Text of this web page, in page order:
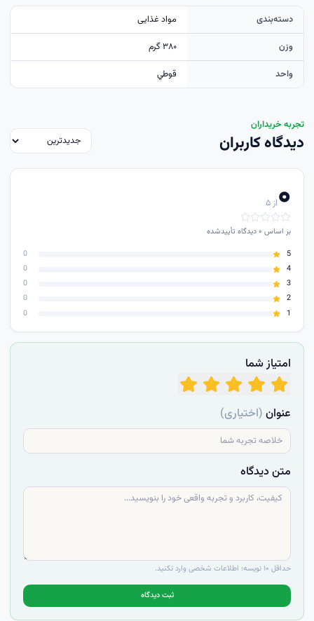
دسته‌بندی
مواد غذایی
وزن
۳۸۰ گرم
واحد
قوطي
تجربه خریداران
دیدگاه کاربران
۰از ۵
بر اساس ۰دیدگاه تأییدشده
5
0
4
0
3
0
2
0
1
0
امتیاز شما
عنوان(اختیاری)
متن دیدگاه
حداقل ۱۰ نویسه؛ اطلاعات شخصی وارد نکنید.
ثبت دیدگاه